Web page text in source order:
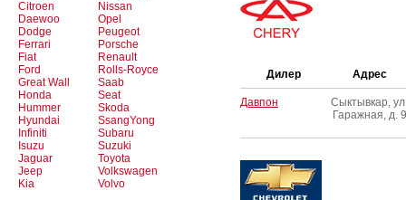
Citroen
Daewoo
Dodge
Ferrari
Fiat
Ford
Great Wall
Honda
Hummer
Hyundai
Infiniti
Isuzu
Jaguar
Jeep
Kia
Nissan
Opel
Peugeot
Porsche
Renault
Rolls-Royce
Saab
Seat
Skoda
SsangYong
Subaru
Suzuki
Toyota
Volkswagen
Volvo
Дилер Адрес
Давпон
Сыктывкар,
Гаражная, д. 9